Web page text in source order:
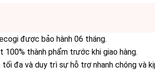
được bảo hành 06 tháng.
thành phẩm trước khi giao hàng.
đa và duy trì sự hỗ trợ nhanh chóng và